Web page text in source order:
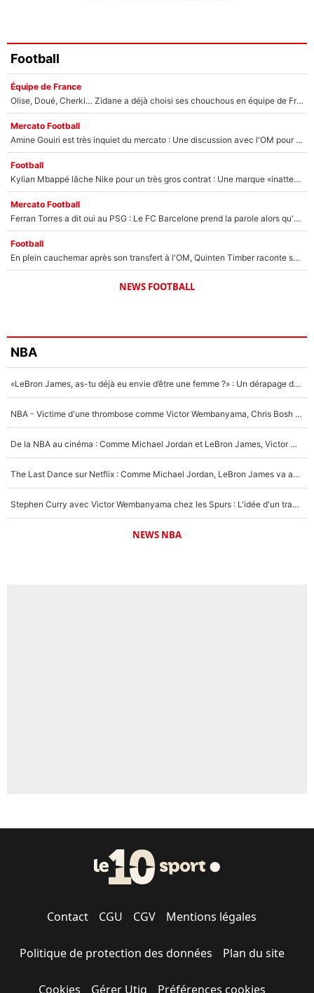
Football
Équipe de France
Olise, Doué, Cherki… Zidane a déjà choisi ses chouchous en équipe de France ? L’IA annonce des surprises sans Kylian Mbappé !
Mercato Football
Amine Gouiri est très inquiet du mercato : Une discussion avec l'OM pour acter son transfert !
Football
Kylian Mbappé lâche Nike pour un très gros contrat : Une marque «inattendue» va frapper très fort
Mercato Football
Ferran Torres a dit oui au PSG : Le FC Barcelone prend la parole alors qu'un transfert de l'attaquant espagnol prend forme
Football
En plein cauchemar après son transfert à l'OM, Quinten Timber raconte ses doutes après sa signature à Marseille
NEWS FOOTBALL
NBA
«LeBron James, as-tu déjà eu envie d’être une femme ?» : Un dérapage de Donald Trump sur la superstar de la NBA refait surface
NBA - Victime d'une thrombose comme Victor Wembanyama, Chris Bosh prévient le Français des risques sur sa santé : «J’ai failli mourir sur le coup et j’ai été ramené à la vie»
De la NBA au cinéma : Comme Michael Jordan et LeBron James, Victor Wembanyama rêve d'une carrière d'acteur !
The Last Dance sur Netflix : Comme Michael Jordan, LeBron James va avoir le droit à sa série !
Stephen Curry avec Victor Wembanyama chez les Spurs : L'idée d'un trade historique est lancée en NBA !
NEWS NBA
Contact CGU CGV Mentions légales
Politique de protection des données Plan du site
Cookies Gérer Utiq Préférences cookies